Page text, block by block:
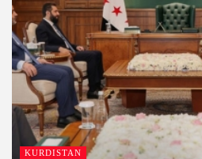
KURDISTAN